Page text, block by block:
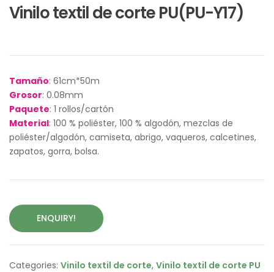
Vinilo textil de corte PU(PU-Y17)
Tamaño: 61cm*50m
Grosor: 0.08mm
Paquete: 1 rollos/cartón
Material: 100 % poliéster, 100 % algodón, mezclas de
poliéster/algodón, camiseta, abrigo, vaqueros, calcetines,
zapatos, gorra, bolsa.
ENQUIRY!
Categories: Vinilo textil de corte, Vinilo textil de corte PU